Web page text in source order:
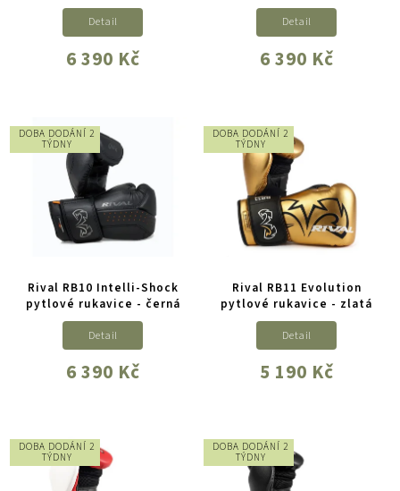
6 390 Kč
Detail
6 390 Kč
Detail
DOBA DODÁNÍ 2
TÝDNY
Rival RB10 Intelli-Shock
pytlové rukavice - černá
6 390 Kč
Detail
DOBA DODÁNÍ 2
TÝDNY
Rival RB11 Evolution
pytlové rukavice - zlatá
5 190 Kč
Detail
DOBA DODÁNÍ 2
TÝDNY
DOBA DODÁNÍ 2
TÝDNY